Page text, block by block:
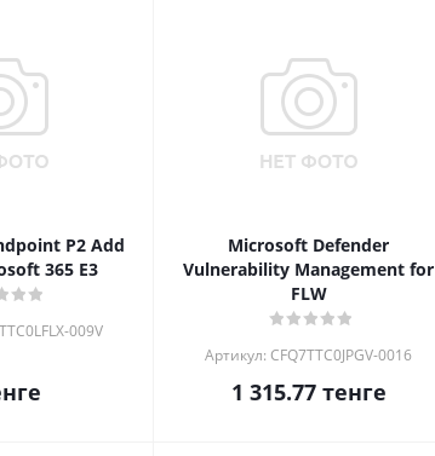
P2 Add
365 E3
009V
Microsoft Defender
Vulnerability Management for
FLW
Артикул: CFQ7TTC0JPGV-0016
1 315.77тенге